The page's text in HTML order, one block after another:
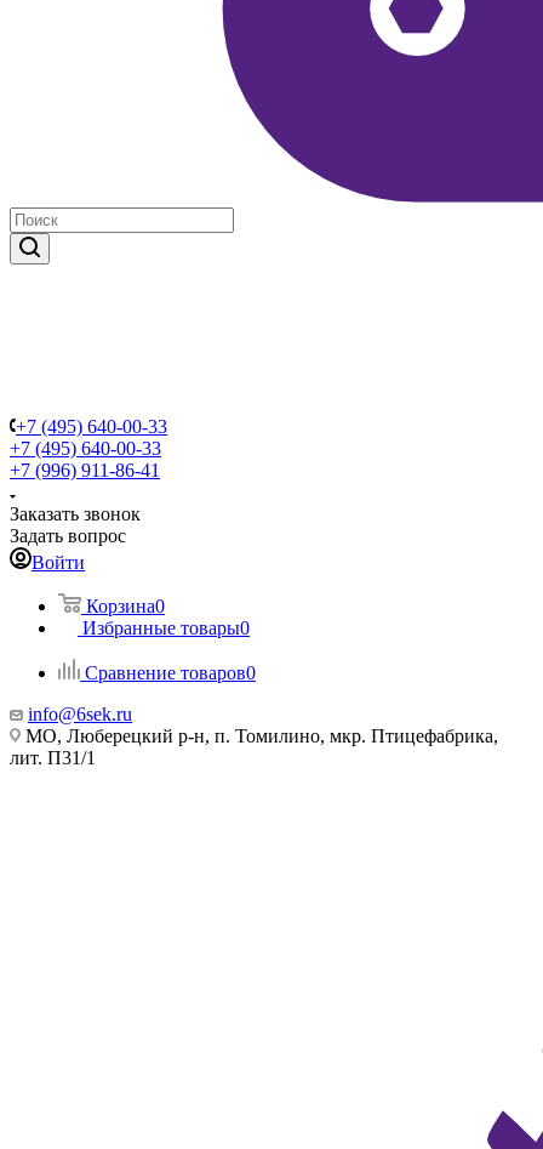
+7 (495) 640-00-33
+7 (495) 640-00-33
+7 (996) 911-86-41
Заказать звонок
Задать вопрос
Войти
Корзина0
Избранные товары0
Сравнение товаров0
info@6sek.ru
МО, Люберецкий р-н, п. Томилино, мкр. Птицефабрика,
лит. П31/1